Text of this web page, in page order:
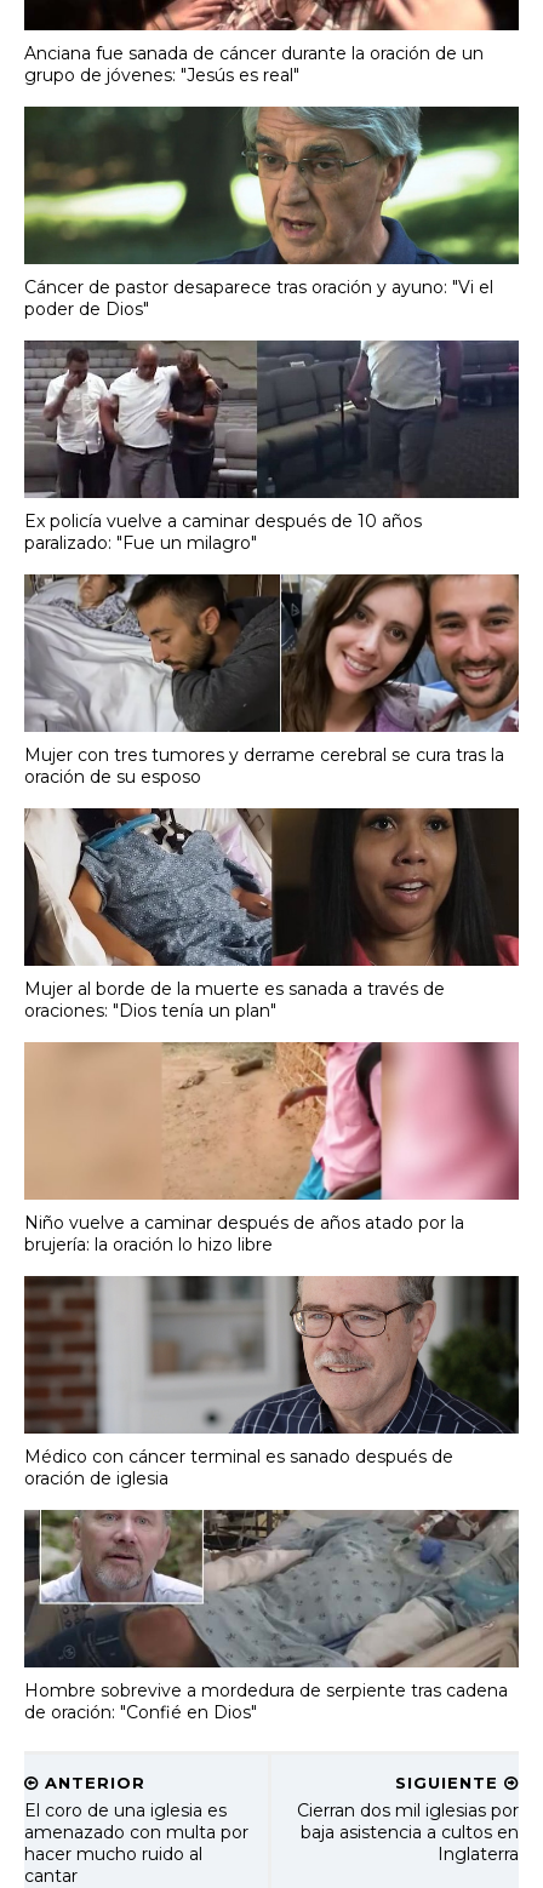
Anciana fue sanada de cáncer durante la oración de un
grupo de jóvenes: "Jesús es real"
Cáncer de pastor desaparece tras oración y ayuno: "Vi el
poder de Dios"
Ex policía vuelve a caminar después de 10 años
paralizado: "Fue un milagro"
Mujer con tres tumores y derrame cerebral se cura tras la
oración de su esposo
Mujer al borde de la muerte es sanada a través de
oraciones: "Dios tenía un plan"
Niño vuelve a caminar después de años atado por la
brujería: la oración lo hizo libre
Médico con cáncer terminal es sanado después de
oración de iglesia
Hombre sobrevive a mordedura de serpiente tras cadena
de oración: "Confié en Dios"
SIGUIENTE
Cierran dos mil iglesias por
baja asistencia a cultos en
Inglaterra
ANTERIOR
El coro de una iglesia es
amenazado con multa por
hacer mucho ruido al
cantar